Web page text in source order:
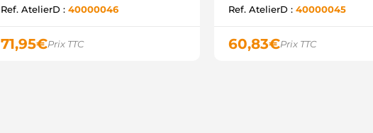
Ref. AtelierD : 40000046
71,95€Prix TTC
Ref. AtelierD : 40000045
60,83€Prix TTC